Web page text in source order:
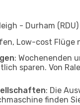
- Durham
Low-cost Flüge
: Wochenenden
sparen. Von
: Die
finden